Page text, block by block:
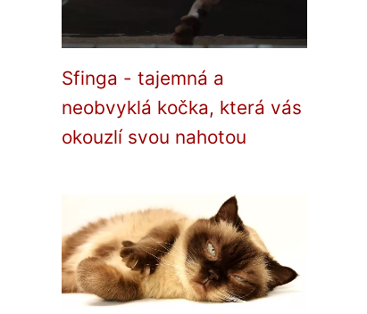
Sfinga - tajemná a
neobvyklá kočka, která vás
okouzlí svou nahotou